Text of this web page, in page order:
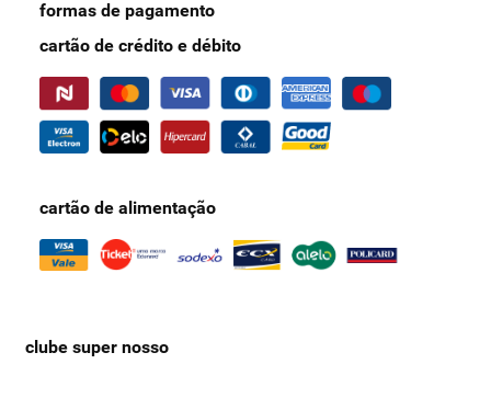
formas de pagamento
cartão de crédito e débito
cartão de alimentação
clube super nosso